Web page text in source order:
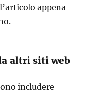
appena
altri siti web
includere